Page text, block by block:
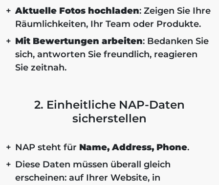
Aktuelle Fotos hochladen: Zeigen Sie Ihre
Räumlichkeiten, Ihr Team oder Produkte.
Mit Bewertungen arbeiten: Bedanken Sie
sich, antworten Sie freundlich, reagieren
Sie zeitnah.
2. Einheitliche NAP-Daten
sicherstellen
NAP steht für Name, Address, Phone.
Diese Daten müssen überall gleich
erscheinen: auf Ihrer Website, in